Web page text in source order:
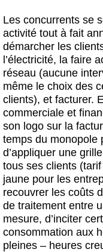
Les concurrents se
activité tout à fait
démarcher les
l’électricité, la faire
réseau (aucune
même le choix des
clients), et facturer.
commerciale et
son logo sur la
temps du monopole
d’appliquer une
tous ses clients
jaune pour les
recouvrer les coûts
de traitement entre
mesure, d’inciter
consommation aux
pleines – heures